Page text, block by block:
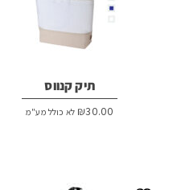
תיק קנווס
₪30.00 לא כולל מע"מ